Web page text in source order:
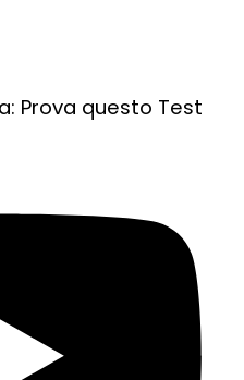
Prova questo Test